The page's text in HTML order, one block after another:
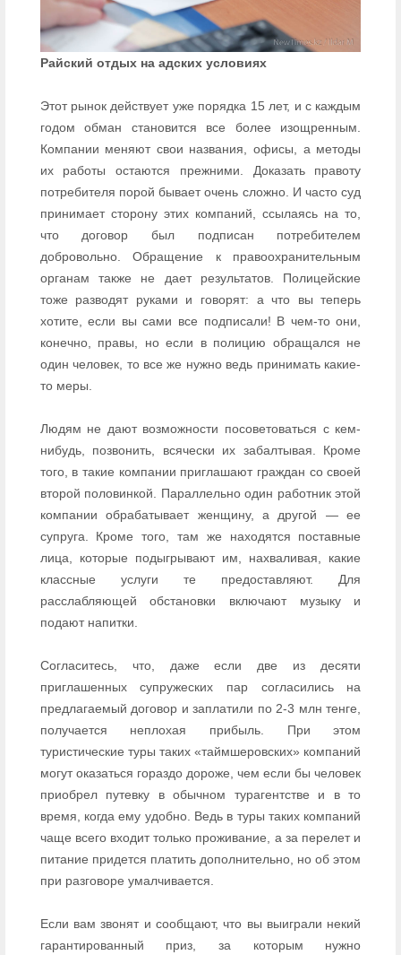
Райский отдых на адских условиях
Этот рынок действует уже порядка 15 лет, и с каждым
годом обман становится все более изощренным.
Компании меняют свои названия, офисы, а методы
их работы остаются прежними. Доказать правоту
потребителя порой бывает очень сложно. И часто суд
принимает сторону этих компаний, ссылаясь на то,
что договор был подписан потребителем
добровольно. Обращение к правоохранительным
органам также не дает результатов. Полицейские
тоже разводят руками и говорят: а что вы теперь
хотите, если вы сами все подписали! В чем-то они,
конечно, правы, но если в полицию обращался не
один человек, то все же нужно ведь принимать какие-
то меры.
Людям не дают возможности посоветоваться с кем-
нибудь, позвонить, всячески их забалтывая. Кроме
того, в такие компании приглашают граждан со своей
второй половинкой. Параллельно один работник этой
компании обрабатывает женщину, а другой — ее
супруга. Кроме того, там же находятся поставные
лица, которые подыгрывают им, нахваливая, какие
классные услуги те предоставляют. Для
расслабляющей обстановки включают музыку и
подают напитки.
Согласитесь, что, даже если две из десяти
приглашенных супружеских пар согласились на
предлагаемый договор и заплатили по 2-3 млн тенге,
получается неплохая прибыль. При этом
туристические туры таких «таймшеровских» компаний
могут оказаться гораздо дороже, чем если бы человек
приобрел путевку в обычном турагентстве и в то
время, когда ему удобно. Ведь в туры таких компаний
чаще всего входит только проживание, а за перелет и
питание придется платить дополнительно, но об этом
при разговоре умалчивается.
Если вам звонят и сообщают, что вы выиграли некий
гарантированный приз, за которым нужно